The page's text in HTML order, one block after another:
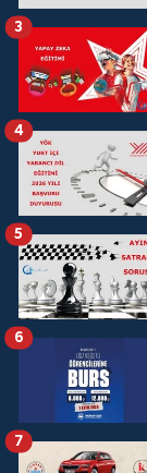
3
4
5
6
7